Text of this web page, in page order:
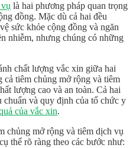
là hai phương pháp quan trọng
đồng. Mặc dù cả hai đều
sức khỏe cộng đồng và ngăn
nhiễm, nhưng chúng có những
chất lượng vắc xin giữa hai
cả tiêm chủng mở rộng và tiêm
lượng cao và an toàn. Cả hai
chuẩn và quy định của tổ chức y
của vắc xin.
chủng mở rộng và tiêm dịch vụ
thể rõ ràng theo các bước như: